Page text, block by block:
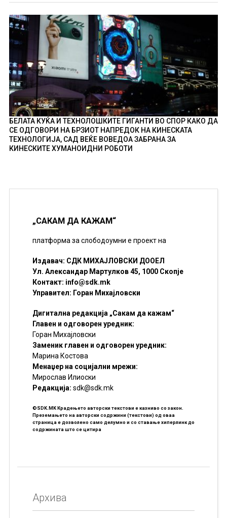
БЕЛАТА КУЌА И ТЕХНОЛОШКИТЕ ГИГАНТИ ВО СПОР КАКО ДА
СЕ ОДГОВОРИ НА БРЗИОТ НАПРЕДОК НА КИНЕСКАТА
ТЕХНОЛОГИЈА, САД ВЕЌЕ ВОВЕДОА ЗАБРАНА ЗА
КИНЕСКИТЕ ХУМАНОИДНИ РОБОТИ
„САКАМ ДА КАЖАМ“
платформа за слободоумни е проект на
Издавач: СДК МИХАЈЛОВСКИ ДООЕЛ
Ул. Александар Мартулков 45, 1000 Скопје
Контакт: info@sdk.mk
Управител: Горан Михајловски
Дигитална редакција „Сакам да кажам“
Главен и одговорен уредник:
Горан Михајловски
Заменик главен и одговорен уредник:
Марина Костова
Менаџер на социјални мрежи:
Мирослав Илиоски
Редакцијa: sdk@sdk.mk
©SDK.MK Крадењето авторски текстови е казниво со закон.
Преземањето на авторски содржини (текстови) од оваа
страница е дозволено само делумно и со ставање хиперлинк до
содржината што се цитира
Архива